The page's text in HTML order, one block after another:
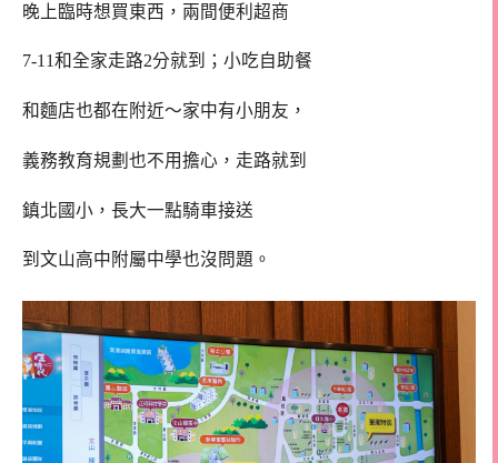
晚上臨時想買東西，兩間便利超商
7-11和全家走路2分就到；小吃自助餐
和麵店也都在附近～家中有小朋友，
義務教育規劃也不用擔心，走路就到
鎮北國小，長大一點騎車接送
到文山高中附屬中學也沒問題。